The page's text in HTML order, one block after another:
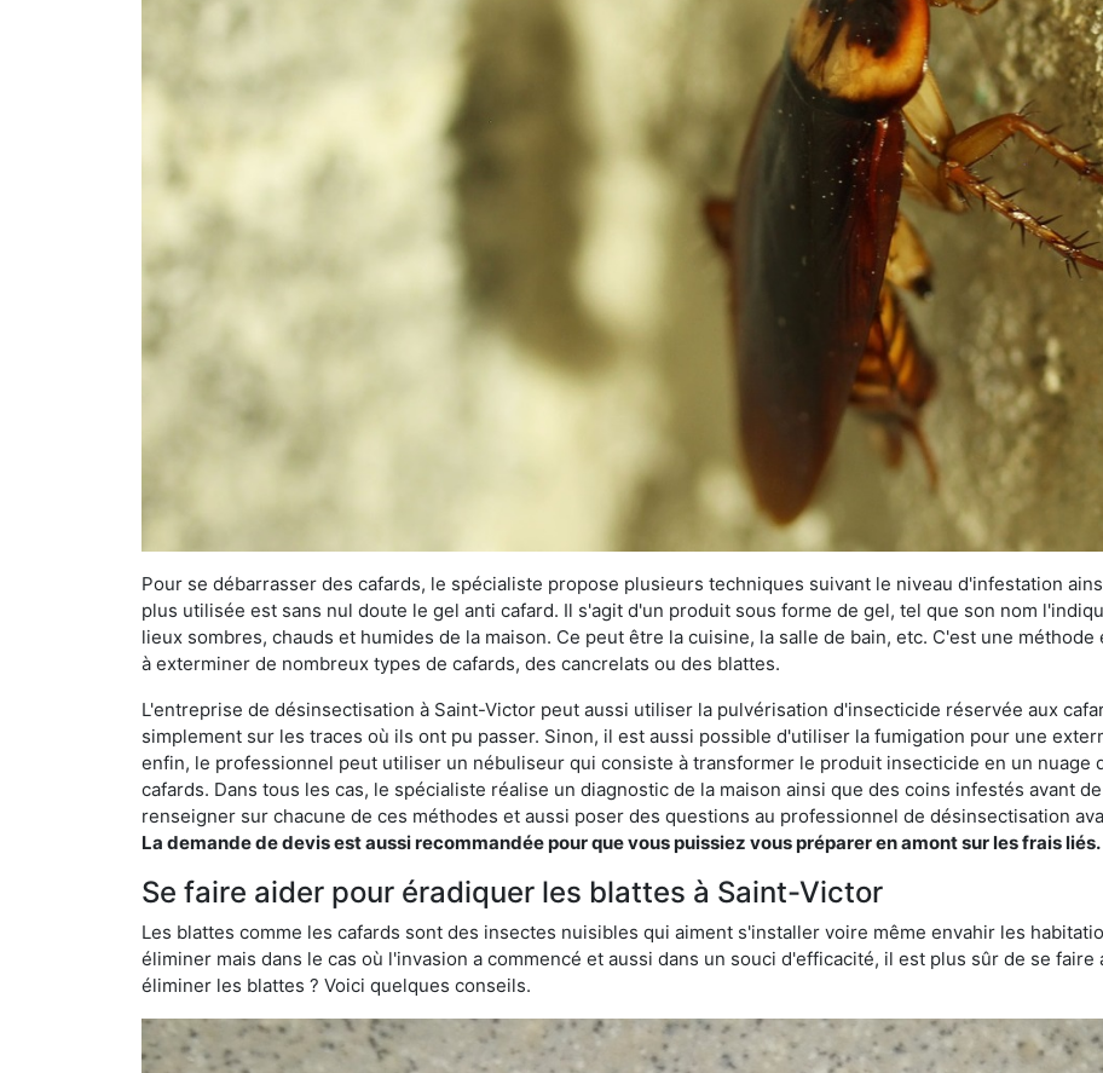
Pour se débarrasser des cafards, le spécialiste propose plusieurs techniques suivant le niveau d'infestation
plus utilisée est sans nul doute le gel anti cafard. Il s'agit d'un produit sous forme de gel, tel que son nom
lieux sombres, chauds et humides de la maison. Ce peut être la cuisine, la salle de bain, etc. C'est une
à exterminer de nombreux types de cafards, des cancrelats ou des blattes.
L'entreprise de désinsectisation à Saint-Victor peut aussi utiliser la pulvérisation d'insecticide réservée aux
simplement sur les traces où ils ont pu passer. Sinon, il est aussi possible d'utiliser la fumigation pour une
enfin, le professionnel peut utiliser un nébuliseur qui consiste à transformer le produit insecticide en un
cafards. Dans tous les cas, le spécialiste réalise un diagnostic de la maison ainsi que des coins infestés avant
renseigner sur chacune de ces méthodes et aussi poser des questions au professionnel de désinsectisation
La demande de devis est aussi recommandée pour que vous puissiez vous préparer en amont sur les frais liés.
Se faire aider pour éradiquer les blattes à Saint-Victor
Les blattes comme les cafards sont des insectes nuisibles qui aiment s'installer voire même envahir les
éliminer mais dans le cas où l'invasion a commencé et aussi dans un souci d'efficacité, il est plus sûr de se
éliminer les blattes ? Voici quelques conseils.